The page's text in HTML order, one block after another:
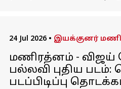
24 Jul 2026 • இயக்குனர்
மணிரத்னம் - விஜய்
பல்லவி புதிய
படப்பிடிப்பு